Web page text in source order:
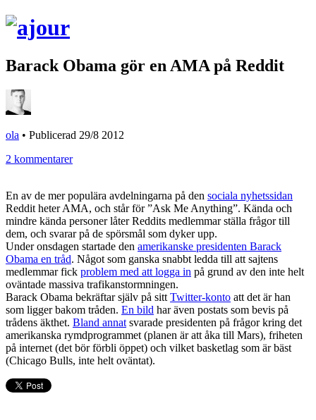
Barack Obama gör en AMA på Reddit
ola • Publicerad 29/8 2012
2 kommentarer
En av de mer populära avdelningarna på den sociala nyhetssidan
Reddit heter AMA, och står för ”Ask Me Anything”. Kända och
mindre kända personer låter Reddits medlemmar ställa frågor till
dem, och svarar på de spörsmål som dyker upp.
Under onsdagen startade den amerikanske presidenten Barack
Obama en tråd. Något som ganska snabbt ledda till att sajtens
medlemmar fick problem med att logga in på grund av den inte helt
oväntade massiva trafikanstormningen.
Barack Obama bekräftar själv på sitt Twitter-konto att det är han
som ligger bakom tråden. En bild har även postats som bevis på
trådens äkthet. Bland annat svarade presidenten på frågor kring det
amerikanska rymdprogrammet (planen är att åka till Mars), friheten
på internet (det bör förbli öppet) och vilket basketlag som är bäst
(Chicago Bulls, inte helt oväntat).